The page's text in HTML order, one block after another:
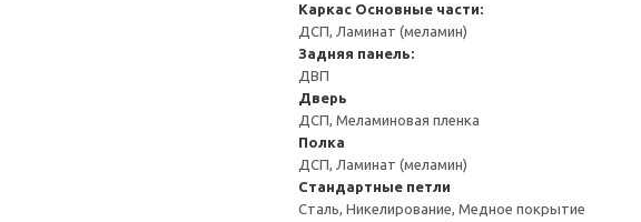
Каркас Основные части:
ДСП, Ламинат (меламин)
Задняя панель:
ДВП
Дверь
ДСП, Меламиновая пленка
Полка
ДСП, Ламинат (меламин)
Стандартные петли
Сталь, Никелирование, Медное покрытие